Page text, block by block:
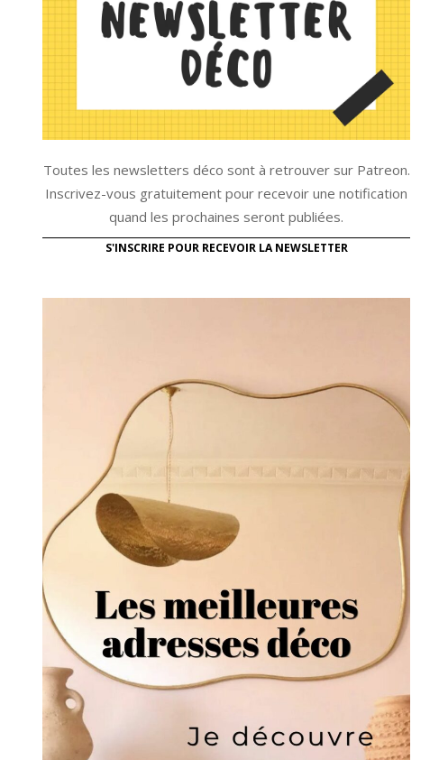
Toutes les newsletters déco sont à retrouver sur Patreon.
Inscrivez-vous gratuitement pour recevoir une notification
quand les prochaines seront publiées.
S'INSCRIRE POUR RECEVOIR LA NEWSLETTER